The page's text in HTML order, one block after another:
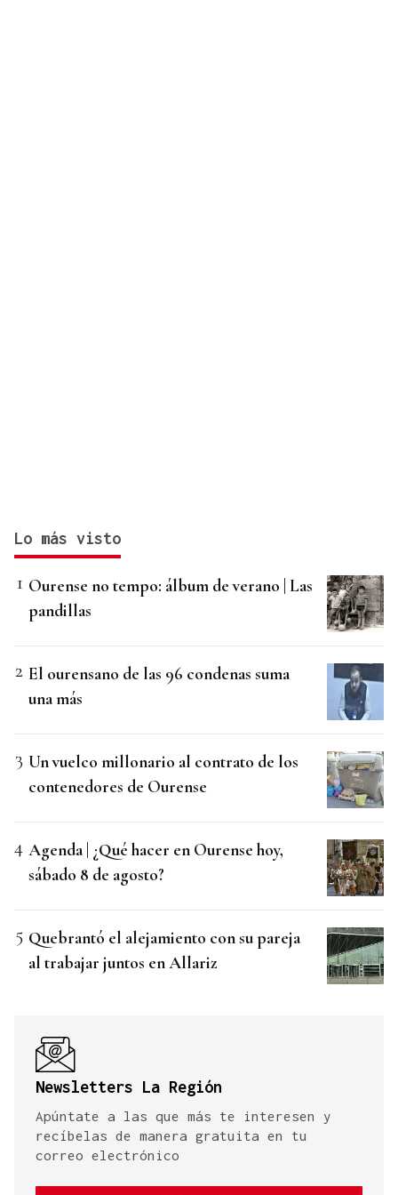
Lo más visto
Ourense no tempo: álbum de verano | Las
pandillas
El ourensano de las 96 condenas suma
una más
Un vuelco millonario al contrato de los
contenedores de Ourense
Agenda | ¿Qué hacer en Ourense hoy,
sábado 8 de agosto?
Quebrantó el alejamiento con su pareja
al trabajar juntos en Allariz
Newsletters La Región
Apúntate a las que más te interesen y
recíbelas de manera gratuita en tu
correo electrónico